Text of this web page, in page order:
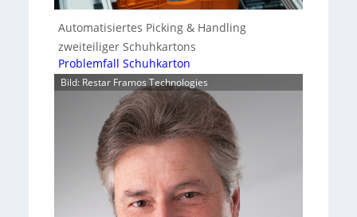
Automatisiertes Picking & Handling
zweiteiliger Schuhkartons
Problemfall Schuhkarton
Bild: Restar Framos Technologies